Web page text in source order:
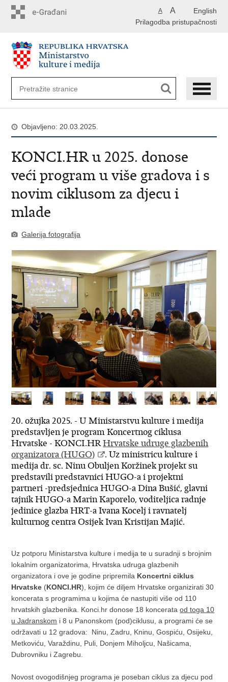
English
A A
Prilagodba pristupačnosti
Objavljeno: 20.03.2025.
KONCI.HR u 2025. donose
veći program u više gradova i s
novim ciklusom za djecu i
mlade
Galerija fotografija
20. ožujka 2025. - U Ministarstvu kulture i medija
predstavljen je program Koncertnog ciklusa
Hrvatske - KONCI.HRHrvatske udruge glazbenih
organizatora (HUGO)
. Uz ministricu kulture i
medija dr. sc. Ninu Obuljen Koržinek projekt su
predstavili predstavnici HUGO-a i projektni
partneri -predsjednica HUGO-a Dina Bušić, glavni
tajnik HUGO-a Marin Kaporelo, voditeljica radnje
jedinice glazba HRT-a Ivana Kocelj i ravnatelj
kulturnog centra Osijek Ivan Kristijan Majić.
Uz potporu Ministarstva kulture i medija te u suradnji s brojnim
lokalnim organizatorima, Hrvatska udruga glazbenih
organizatora i ove je godine pripremila Koncertni ciklus
Hrvatske (KONCI.HR), kojim će diljem Hrvatske organizirati 30
koncerata s programima u kojima će nastupiti više od 110
hrvatskih glazbenika. Konci.hr donose 18 koncerataod toga 10
u Jadranskom i 8 u Panonskom (pod)ciklusu, a programi će se
održavati u 12 gradova: Ninu, Zadru, Kninu, Gospiću, Osijeku,
Metkoviću, Varaždinu, Puli, Donjem Miholjcu, Našicama,
Dubrovniku i Zagrebu.
Novost ovogodišnjeg programa je poseban ciklus za djecu pod